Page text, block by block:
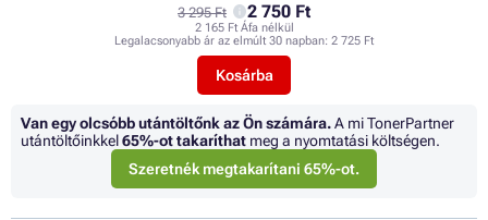
3 295 Ft 2 750 Ft
2 165 Ft Áfa nélkül
Legalacsonyabb ár az elmúlt 30 napban: 2 725 Ft
Kosárba
Van egy olcsóbb utántöltőnk az Ön számára.A mi TonerPartner
utántöltőinkkel65%-ot takaríthat meg a nyomtatási költségen.
Szeretnék megtakarítani 65%-ot.